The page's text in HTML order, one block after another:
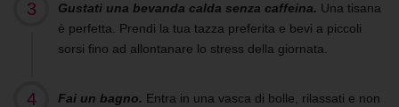
Gustati una bevanda calda senza caffeina. Una tisana
è perfetta. Prendi la tua tazza preferita e bevi a piccoli
sorsi fino ad allontanare lo stress della giornata.
Fai un bagno. Entra in una vasca di bolle, rilassati e non